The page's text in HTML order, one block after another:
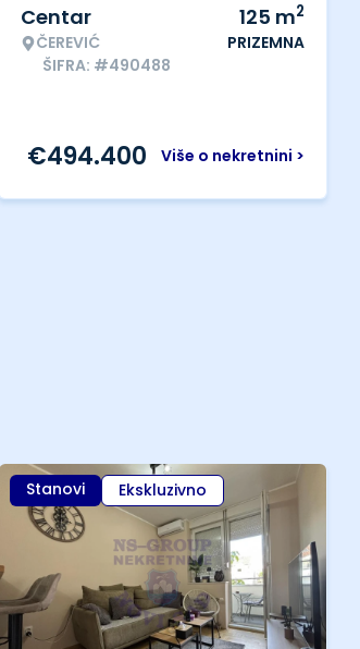
Centar
ČEREVIĆ
ŠIFRA: #490488
125 m2
PRIZEMNA
Više o nekretnini >
€494.400
Stanovi Ekskluzivno